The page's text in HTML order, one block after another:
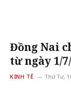
Đồng Nai
từ ngày 1/
KINH TẾ Thứ Tư,